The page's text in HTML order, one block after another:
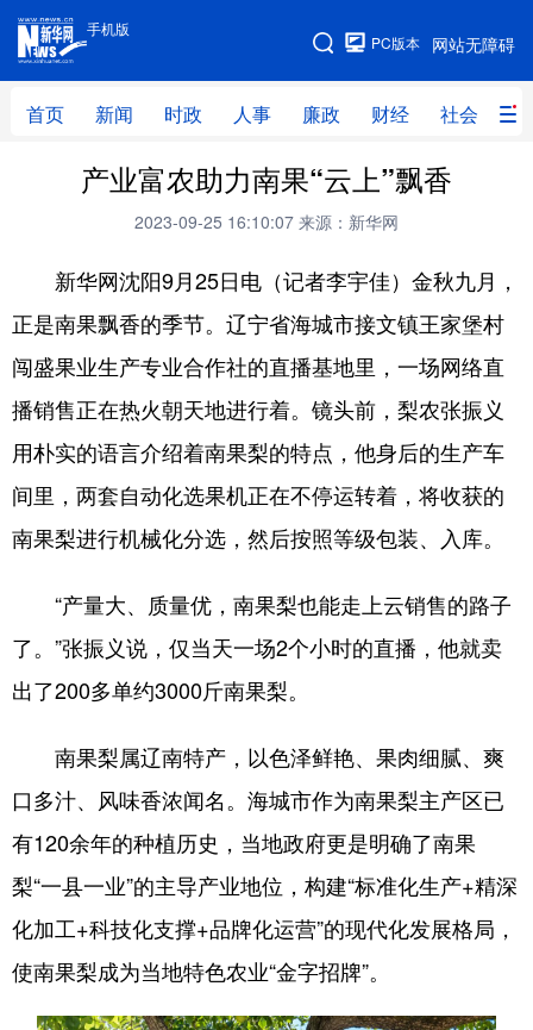
手机版
网站无障碍
PC版本
首页 新闻 时政 人事 廉政 财经 社会 科
手机版
网站地图
首页 新闻 时政 人事
财经 社会
文化 教育 健康 旅游
体育 视频 直播 无人机
地方频道
辽宁 吉林 上海 江苏
山东 河南 湖北 湖南
陕西 甘肃 青海 宁夏
多语种频道
English Español Français
Русский язык 日本語 한국어
产业富农助力南果“云上”飘香
2023-09-25 16:10:07 来源：新华网
新华网沈阳9月25日电（记者李宇佳）金秋九月，
正是南果飘香的季节。辽宁省海城市接文镇王家堡村
闯盛果业生产专业合作社的直播基地里，一场网络直
播销售正在热火朝天地进行着。镜头前，梨农张振义
用朴实的语言介绍着南果梨的特点，他身后的生产车
间里，两套自动化选果机正在不停运转着，将收获的
南果梨进行机械化分选，然后按照等级包装、入库。
“产量大、质量优，南果梨也能走上云销售的路子
了。”张振义说，仅当天一场2个小时的直播，他就卖
出了200多单约3000斤南果梨。
南果梨属辽南特产，以色泽鲜艳、果肉细腻、爽
口多汁、风味香浓闻名。海城市作为南果梨主产区已
有120余年的种植历史，当地政府更是明确了南果
梨“一县一业”的主导产业地位，构建“标准化生产+精深
化加工+科技化支撑+品牌化运营”的现代化发展格局，
使南果梨成为当地特色农业“金字招牌”。